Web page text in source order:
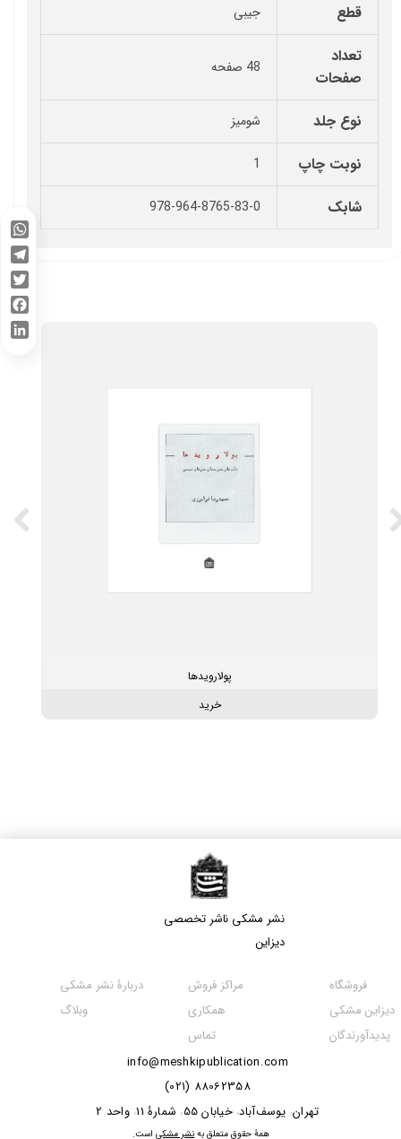
قطع جیبی
تعداد
صفحات
48 صفحه
نوع جلد شومیز
نوبت چاپ 1
شابک 978-964-8765-83-0
WhatsApp
Telegram
Twitter
Facebook
پولارویدها
خرید
نشر مشکی​​​​​​​ ناشر تخصصی
دیزاین
info@meshkipublication.com
88062358 (021)
​​​​​​تهران، یوسف‌آباد، خیابان 55 ، شمارۀ 11 ،واحد 2
مراکز فروش
همکاری
تماس
فروشگاه
دیزاین مشکی
پدیدآورندگان
دربارۀ نشر مشکی
وبلاگ
​همۀ حقوق متعلق به نشر مشکیاست.